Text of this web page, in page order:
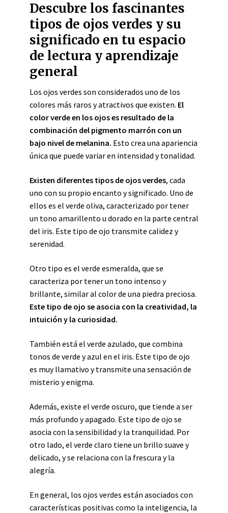
Descubre los fascinantes
tipos de ojos verdes y su
significado en tu espacio
de lectura y aprendizaje
general
Los ojos verdes son considerados uno de los
colores más raros y atractivos que existen. El
color verde en los ojos es resultado de la
combinación del pigmento marrón con un
bajo nivel de melanina. Esto crea una apariencia
única que puede variar en intensidad y tonalidad.
Existen diferentes tipos de ojos verdes, cada
uno con su propio encanto y significado. Uno de
ellos es el verde oliva, caracterizado por tener
un tono amarillento u dorado en la parte central
del iris. Este tipo de ojo transmite calidez y
serenidad.
Otro tipo es el verde esmeralda, que se
caracteriza por tener un tono intenso y
brillante, similar al color de una piedra preciosa.
Este tipo de ojo se asocia con la creatividad, la
intuición y la curiosidad.
También está el verde azulado, que combina
tonos de verde y azul en el iris. Este tipo de ojo
es muy llamativo y transmite una sensación de
misterio y enigma.
Además, existe el verde oscuro, que tiende a ser
más profundo y apagado. Este tipo de ojo se
asocia con la sensibilidad y la tranquilidad. Por
otro lado, el verde claro tiene un brillo suave y
delicado, y se relaciona con la frescura y la
alegría.
En general, los ojos verdes están asociados con
características positivas como la inteligencia, la